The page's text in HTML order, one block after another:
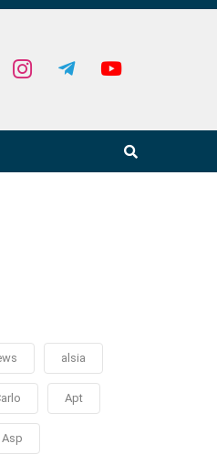
alsia
Apt
Asp